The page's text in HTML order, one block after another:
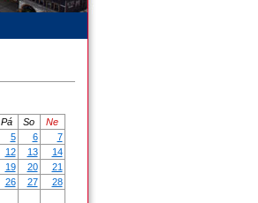
Pá So
Ne
5 6
7
12 13
14
19 20
21
26 27
28